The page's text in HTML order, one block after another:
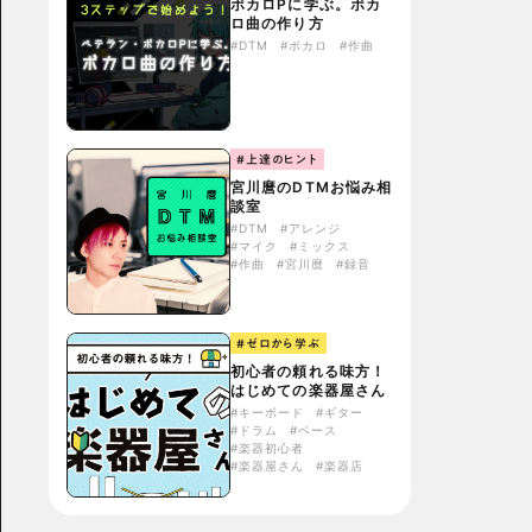
ボカロPに学ぶ。ボカ
ロ曲の作り方
#DTM #ボカロ #作曲
#上達のヒント
宮川麿のDTMお悩み相
談室
#DTM
#アレンジ
#マイク
#ミックス
#作曲
#宮川麿 #録音
#ゼロから学ぶ
初心者の頼れる味方！
はじめての楽器屋さん
#キーボード
#ギター
#ドラム
#ベース
#楽器初心者
#楽器屋さん
#楽器店